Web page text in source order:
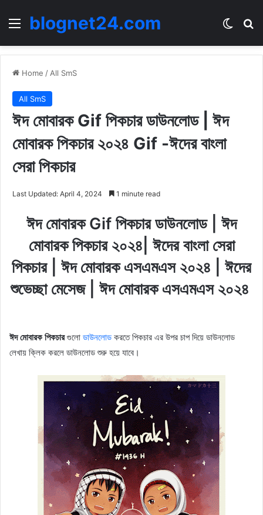
Menublognet24.com
Home / All SmS
All SmS
ঈদ মোবারক Gif পিকচার ডাউনলোড | ঈদ
মোবারক পিকচার ২০২৪ Gif -ঈদের বাংলা
সেরা পিকচার
Last Updated: April 4, 2024 1 minute read
ঈদ মোবারক Gif পিকচার ডাউনলোড | ঈদ
মোবারক পিকচার ২০২৪| ঈদের বাংলা সেরা
পিকচার | ঈদ মোবারক এসএমএস ২০২৪ | ঈদের
শুভেচ্ছা মেসেজ | ঈদ মোবারক এসএমএস ২০২৪
ঈদ মোবারক পিকচারগুলো ডাউনলোড করতে পিকচার এর উপর চাপ দিয়ে ডাউনলোড
লেখায় ক্লিক করলে ডাউনলোড শুরু হয়ে যাবে।